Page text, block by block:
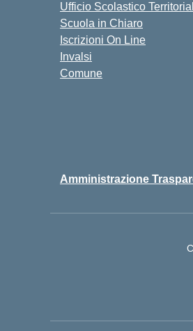
Ufficio Scolastico
Scuola in Chiaro
Iscrizioni On Line
Invalsi
Comune
Amministrazione